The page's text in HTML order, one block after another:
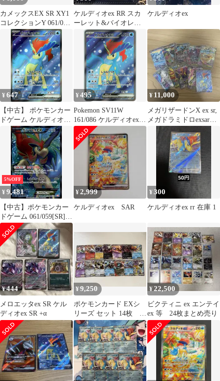
カメックスEX SR XY1
コレクションY 061/060
昔のポケカ複数
ケルディオex RR スカ
ーレット&バイオレッ
ト 拡張パック ホワイト
フレア …
ケルディオex
¥647
【中古】 ポケモンカー
ドゲーム ケルディオex
SV11W SV11W 161/086
¥495
Pokemon SV11W
161/086 ケルディオex
SR
¥ 11,000
メガリザードンX ex sr,
メガドラミドロexsar等
5%OFF
¥9,481
【中古】ポケモンカー
ドゲーム 061/059[SR]：
(キラ)ケルディオEX
¥2,999
ケルディオex SAR
¥300
ケルディオex rr 在庫 1
¥444
メロエッタex SR ケル
ディオex SR +α
¥9,250
ポケモンカード EXシ
リーズ セット 14枚
BW SR
¥22,500
ビクティニ ex エンテイ
ex 等 24枚まとめ売り